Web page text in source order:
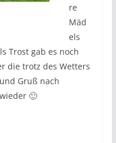
re
Mäd
els
Trost gab es noch
die trotz des Wetters
Gruß nach
🙂